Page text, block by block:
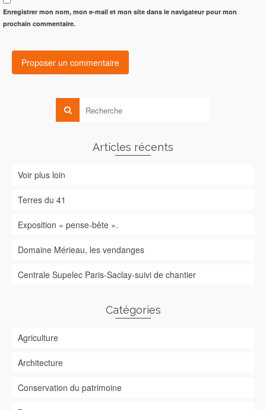
Enregistrer mon nom, mon e-mail et mon site dans le navigateur pour mon
prochain commentaire.
Articles récents
Voir plus loin
Terres du 41
Exposition « pense-bête ».
Domaine Mérieau, les vendanges
Centrale Supelec Paris-Saclay-suivi de chantier
Catégories
Agriculture
Architecture
Conservation du patrimoine